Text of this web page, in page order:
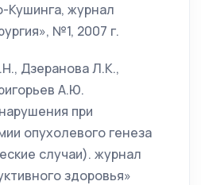
Кушинга, журнал
№1, 2007 г.
Дзеранова Л.К.,
А.Ю.
при
опухолевого генеза
случаи). журнал
здоровья»